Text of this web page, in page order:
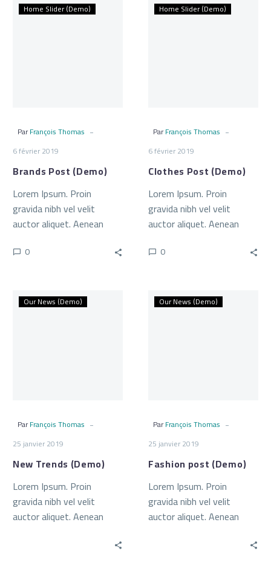
Brands
Post
Home Slider (Demo)
ParFrançois Thomas -
6 février 2019
Brands Post (Demo)
Lorem Ipsum. Proin
gravida nibh vel velit
auctor aliquet. Aenean
bibendum auctor, nisi elit
0
Clothes
Post
Home Slider (Demo)
ParFrançois Thomas -
6 février 2019
Clothes Post (Demo)
Lorem Ipsum. Proin
gravida nibh vel velit
auctor aliquet. Aenean
bibendum auctor, nisi elit
0
New
Trends
Our News (Demo)
ParFrançois Thomas -
25 janvier 2019
New Trends (Demo)
Lorem Ipsum. Proin
gravida nibh vel velit
auctor aliquet. Aenean
Fashion
post
Our News (Demo)
ParFrançois Thomas -
25 janvier 2019
Fashion post (Demo)
Lorem Ipsum. Proin
gravida nibh vel velit
auctor aliquet. Aenean